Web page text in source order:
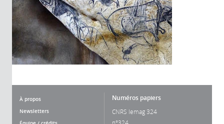
À propos
Newsletters
Numéros papiers
CNRS lemag 324